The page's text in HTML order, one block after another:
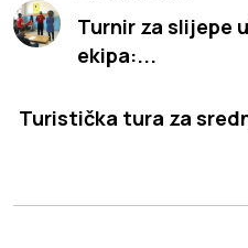
Turnir za slijepe
ekipa:...
Turistička tura za